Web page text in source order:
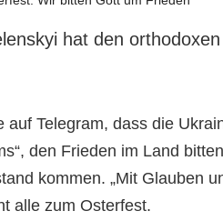
hat den orthodoxen
Telegram, dass die
den Frieden im Land
kommen. „Mit Glauben
alle zum Osterfest.